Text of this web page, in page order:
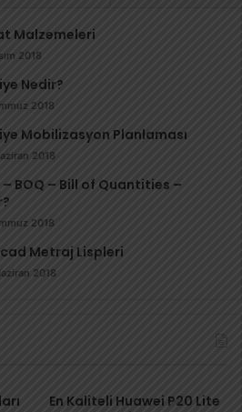
Malzemeleri
2018
Nedir?
2018
Mobilizasyon Planlaması
2018
– BOQ – Bill of Quantities –
2018
Metraj Lispleri
2018
En Kaliteli Huawei P20 Lite